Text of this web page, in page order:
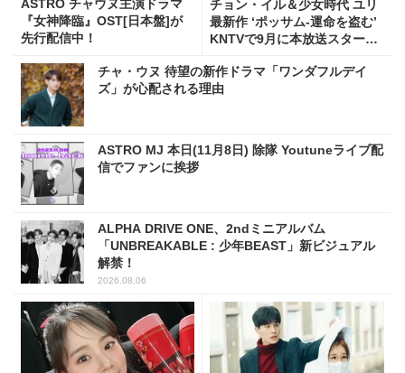
ASTRO チャウヌ主演ドラマ
『女神降臨』OST[日本盤]が
先行配信中！
チョン・イル＆少女時代 ユリ
最新作 ‘ポッサム-運命を盗む’
KNTVで9月に本放送スター
チャ・ウヌ 待望の新作ドラマ「ワンダフルデイ
ズ」が心配される理由
ASTRO MJ 本日(11月8日) 除隊 Youtuneライブ配
信でファンに挨拶
ALPHA DRIVE ONE、2ndミニアルバム
「UNBREAKABLE : 少年BEAST」新ビジュアル
解禁！
2026.08.06